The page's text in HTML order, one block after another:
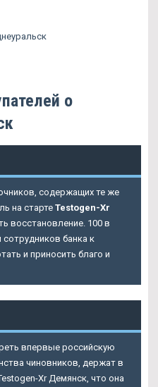
о
содержащих те же
на старте Testogen-Xr
восстановление. 100 в
банка к
и приносить благо и
впервые российскую
чиновников, держат в
Xr Демянск, что она